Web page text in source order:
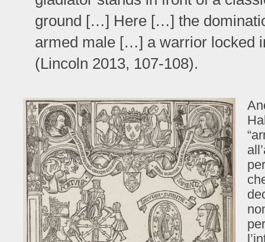
ground […] Here […] the
armed male […] a warrior locked
(Lincoln 2013, 107-108).